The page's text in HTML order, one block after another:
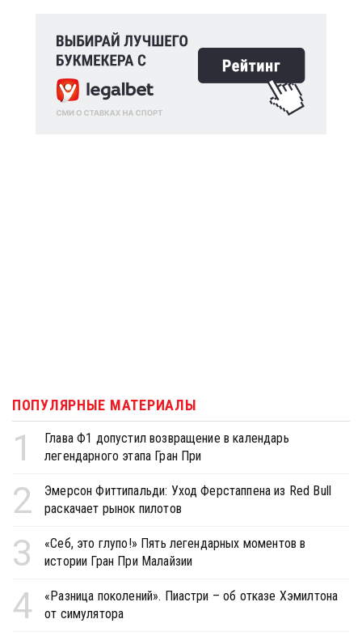
ПОПУЛЯРНЫЕ МАТЕРИАЛЫ
1
Глава Ф1 допустил возвращение в календарь
легендарного этапа Гран При
2
Эмерсон Фиттипальди: Уход Ферстаппена из Red Bull
раскачает рынок пилотов
3
«Себ, это глупо!» Пять легендарных моментов в
истории Гран При Малайзии
4
«Разница поколений». Пиастри – об отказе Хэмилтона
от симулятора